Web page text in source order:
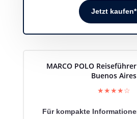
Jetzt kaufen*
MARCO POLO
Buenos Aires
★★★★☆
Für kompakte